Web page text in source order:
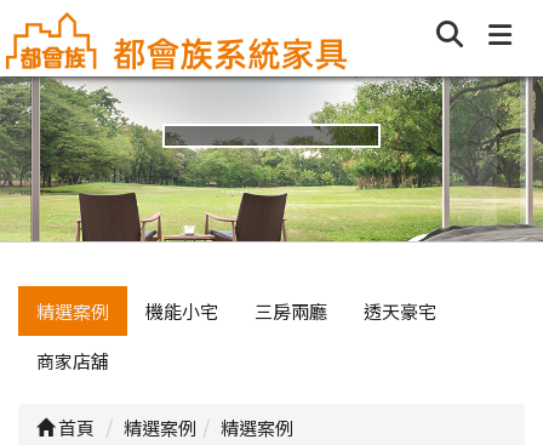
精選案例 機能小宅 三房兩廳
透天豪宅
商家店舖
首頁 精選案例 精選案例